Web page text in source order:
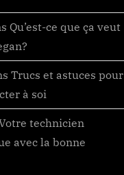
Qu’est-ce que ça veut
Trucs et astuces pour
à soi
technicien
avec la bonne